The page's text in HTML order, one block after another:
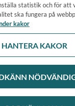
statistik och för att
ska fungera på
kakor
HANTERA KAKOR